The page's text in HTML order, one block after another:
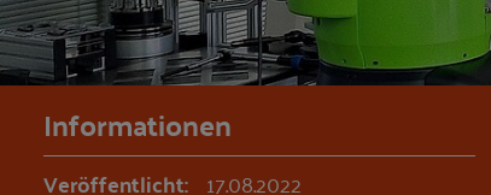
Informationen
Veröffentlicht: 17.08.2022